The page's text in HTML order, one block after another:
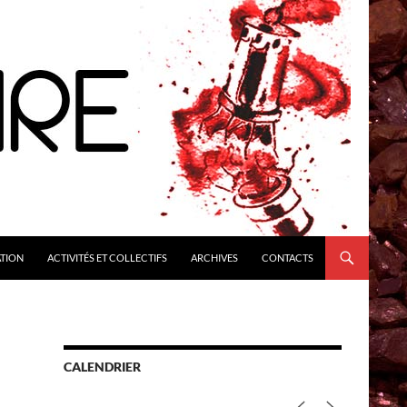
ACTIVITÉS ET COLLECTIFS ARCHIVES CONTACTS
CALENDRIER